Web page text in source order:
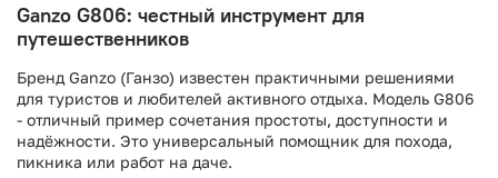
Ganzo G806: честный инструмент для
путешественников
Бренд Ganzo (Ганзо) известен практичными решениями
для туристов и любителей активного отдыха. Модель G806
- отличный пример сочетания простоты, доступности и
надёжности. Это универсальный помощник для похода,
пикника или работ на даче.